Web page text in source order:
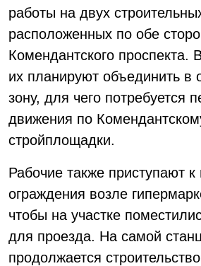
работы на двух
расположенных по обе
Комендантского
их планируют объединить в
зону, для чего потребуется
движения по
стройплощадки.
Рабочие также приступают к
ограждения возле
чтобы на участке
для проезда. На самой
продолжается